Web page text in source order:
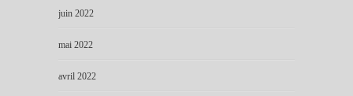
juin 2022
mai 2022
avril 2022